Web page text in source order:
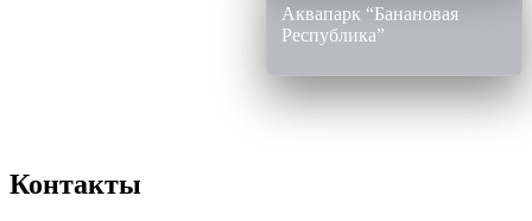
Аквапарк “Банановая
Республика”
Контакты